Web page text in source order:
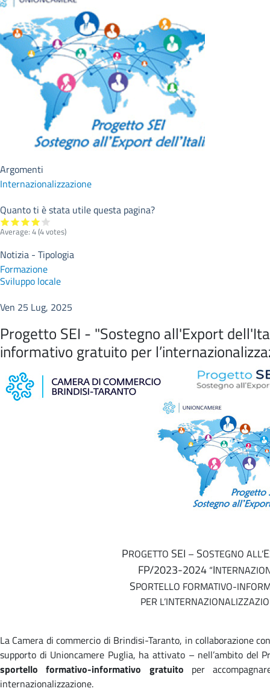
Argomenti
Internazionalizzazione
Quanto ti è stata utile questa pagina?
Average: 4(4votes)
Notizia - Tipologia
Formazione
Sviluppo locale
Ven 25 Lug, 2025
Progetto SEI - "Sostegno all'Export
informativo gratuito per
PROGETTO SEI – SOSTEGNO ALL’E
FP/2023-2024 “I
SPORTELLO FORMATIVO-
PER
La Camera di commercio di Brindisi-Taranto, in collaborazione
supporto di Unioncamere Puglia, ha attivato – nell’ambito del
sportello formativo-informativo gratuito per
internazionalizzazione.